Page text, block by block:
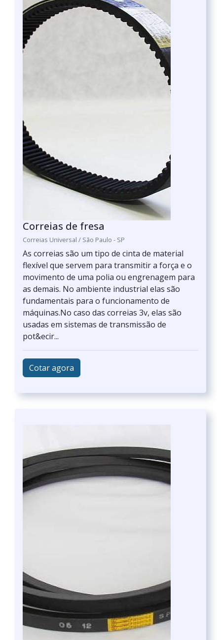
Correias de fresa
Correias Universal / São Paulo - SP
As correias são um tipo de cinta de material
flexível que servem para transmitir a força e o
movimento de uma polia ou engrenagem para
as demais. No ambiente industrial elas são
fundamentais para o funcionamento de
máquinas.No caso das correias 3v, elas são
usadas em sistemas de transmissão de
pot&ecir...
Cotar agora